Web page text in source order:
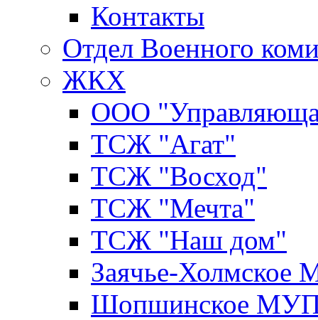
Контакты
Отдел Военного
ЖКХ
ООО
ТСЖ "Агат"
ТСЖ "Восход"
ТСЖ "Мечта"
ТСЖ "Наш дом"
Заячье-
Шопшинское